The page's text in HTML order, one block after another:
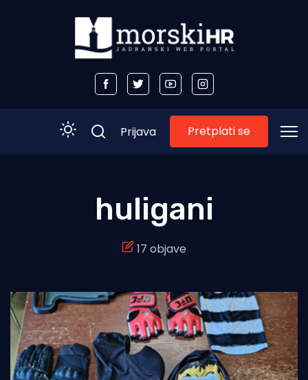
Otoci
Turizam i nautika
Pomorstvo
Prijava Pretplati se
huligani
17 objave